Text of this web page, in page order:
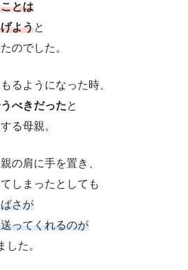
とは
ようと
のでした。
るようになった時、
べきだったと
る母親。
の肩に手を置き、
しまったとしても
さが
ってくれるのが
した。